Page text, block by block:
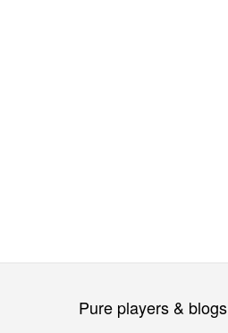
Pure players & blogs